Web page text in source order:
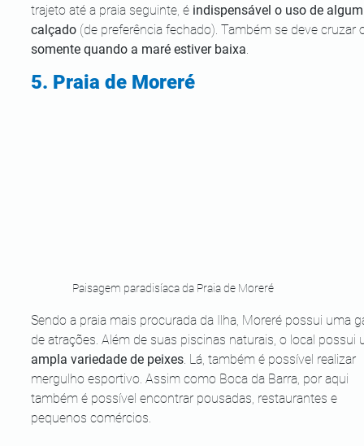
trajeto até a praia seguinte, é indispensável o uso de
calçado (de preferência fechado). Também se deve cruzar
somente quando a maré estiver baixa.
5. Praia de Moreré
Paisagem paradisíaca da Praia de Moreré
Sendo a praia mais procurada da Ilha, Moreré possui uma
de atrações. Além de suas piscinas naturais, o local possui
ampla variedade de peixes. Lá, também é possível realizar
mergulho esportivo. Assim como Boca da Barra, por aqui
também é possível encontrar pousadas, restaurantes e
pequenos comércios.